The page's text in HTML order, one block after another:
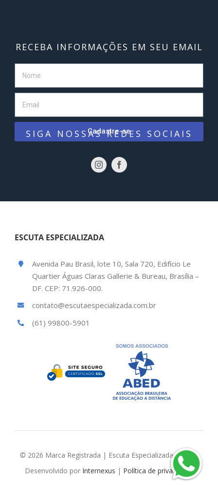
RECEBA INFORMAÇÕES EM SEU EMAIL
Cadastre-se
SIGA NOSSAS REDES SOCIAIS
ESCUTA ESPECIALIZADA
Avenida Pau Brasil, lote 10, Sala 720, Edifício Le
Quartier Águas Claras Gallerie & Bureau, Brasília –
DF. CEP: 71.926-000.
contato@escutaespecializada.com.br
(61) 99800-5901
© 2026 Marca Registrada | Escuta Especializada Brasil |
Desenvolvido por Internexus | Política de privacidade